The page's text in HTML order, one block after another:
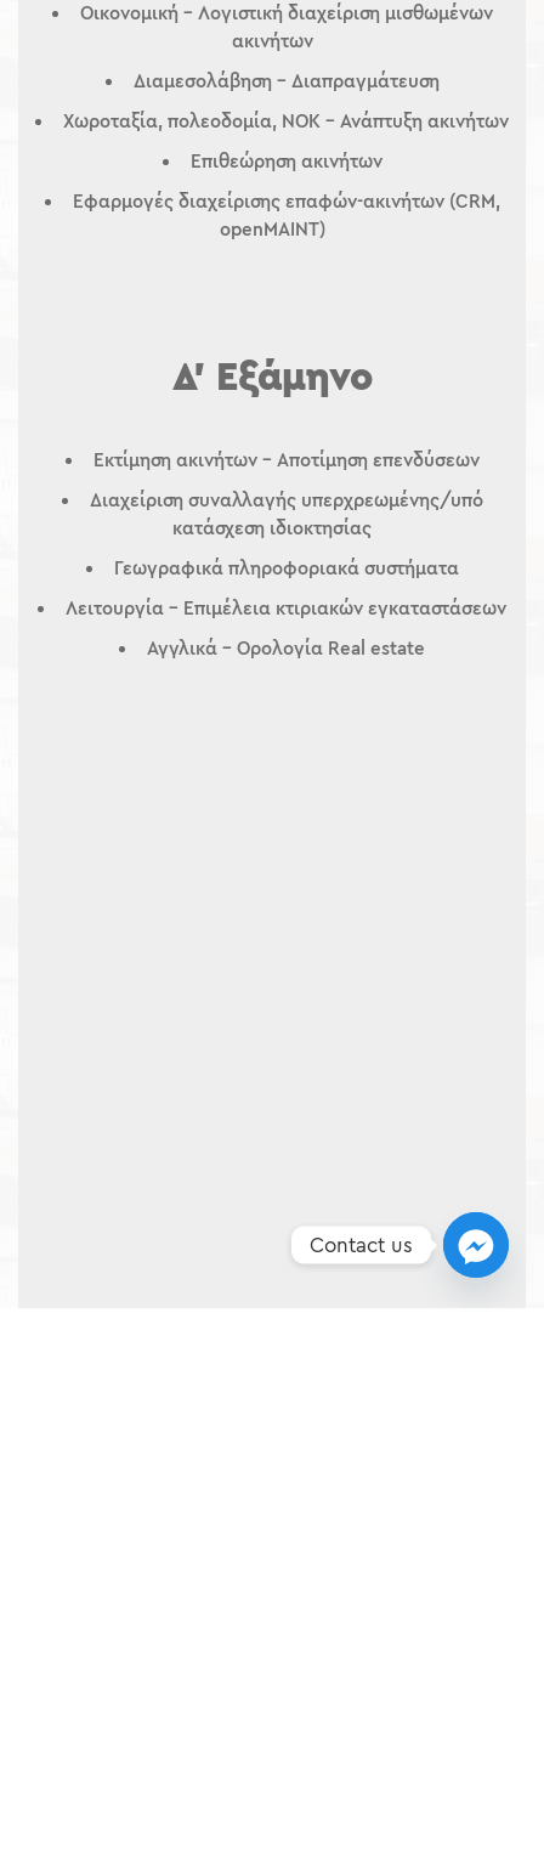
Οικονομική – Λογιστική διαχείριση μισθωμένων
ακινήτων
Διαμεσολάβηση – Διαπραγμάτευση
Χωροταξία, πολεοδομία, ΝΟΚ – Ανάπτυξη ακινήτων
Επιθεώρηση ακινήτων
Εφαρμογές διαχείρισης επαφών-ακινήτων (CRM,
openMAINT)
Δ’ Εξάμηνο
Εκτίμηση ακινήτων – Αποτίμηση επενδύσεων
Διαχείριση συναλλαγής υπερχρεωμένης/υπό
κατάσχεση ιδιοκτησίας
Γεωγραφικά πληροφοριακά συστήματα
Λειτουργία – Επιμέλεια κτιριακών εγκαταστάσεων
Αγγλικά – Ορολογία Real estate
Contact us